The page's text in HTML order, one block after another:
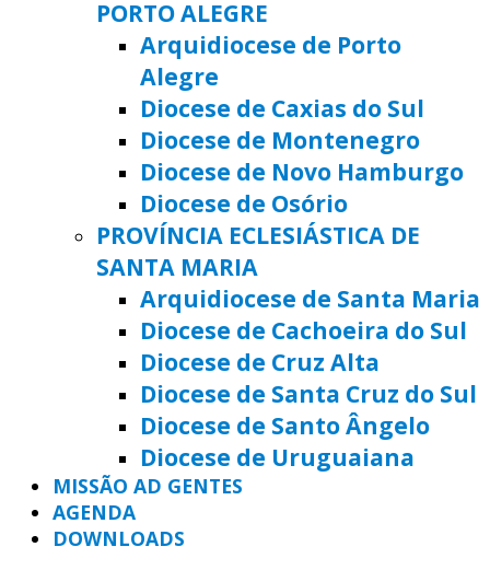
PORTO ALEGRE
Arquidiocese de Porto
Alegre
Diocese de Caxias do Sul
Diocese de Montenegro
Diocese de Novo Hamburgo
Diocese de Osório
PROVÍNCIA ECLESIÁSTICA DE
SANTA MARIA
Arquidiocese de Santa Maria
Diocese de Cachoeira do Sul
Diocese de Cruz Alta
Diocese de Santa Cruz do Sul
Diocese de Santo Ângelo
Diocese de Uruguaiana
MISSÃO AD GENTES
AGENDA
DOWNLOADS